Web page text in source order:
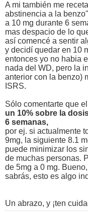
A mi también me
abstinencia a la
a 10 mg durante 6
mas despacio de lo
así comencé a sentir
y decidí quedar en 10
entonces yo no habia
nada del WD, pero la
anterior con la benzo)
ISRS.
Sólo comentarte que
un 10% sobre la
6 semanas,
por ej. si actualmente
9mg, la siguiente 8.1
puede minimizar los
de muchas personas.
de 5mg a 0 mg.
sabrás, esto es algo
Un abrazo, y ¡ten